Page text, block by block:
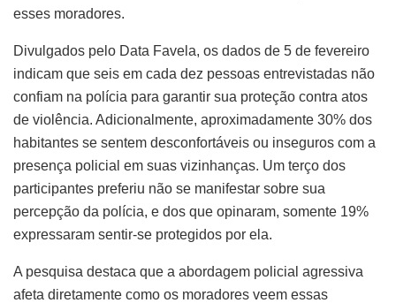
esses moradores.
Divulgados pelo Data Favela, os dados de 5 de fevereiro
indicam que seis em cada dez pessoas entrevistadas não
confiam na polícia para garantir sua proteção contra atos
de violência. Adicionalmente, aproximadamente 30% dos
habitantes se sentem desconfortáveis ou inseguros com a
presença policial em suas vizinhanças. Um terço dos
participantes preferiu não se manifestar sobre sua
percepção da polícia, e dos que opinaram, somente 19%
expressaram sentir-se protegidos por ela.
A pesquisa destaca que a abordagem policial agressiva
afeta diretamente como os moradores veem essas